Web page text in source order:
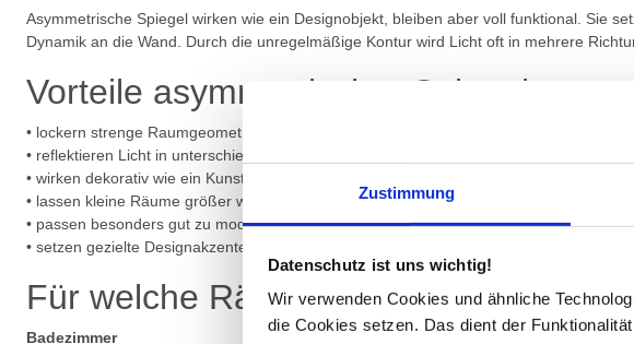
Zustimmung
Datenschutz ist uns wichtig!
Wir verwenden Cookies und ähnliche
die Cookies setzen. Das dient der
Asymmetrische Spiegel wirken wie ein Designobjekt, bleiben aber voll funktional. Sie
Dynamik an die Wand. Durch die unregelmäßige Kontur wird Licht oft in mehrere
Vorteile asymmetrischer Spiegel
• lockern strenge Raumgeometrien auf
• reflektieren Licht in unterschiedliche Richtungen
• wirken dekorativ wie ein Kunstobjekt
• lassen kleine Räume größer wirken
• passen besonders gut zu modernen Interior Trends
• setzen gezielte Designakzente an der Wand
Für welche Räume eignen sich
Badezimmer